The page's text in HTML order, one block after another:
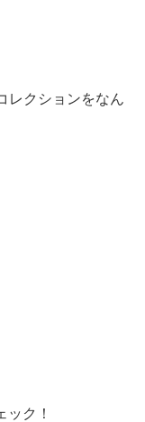
レクションをなん
ック！